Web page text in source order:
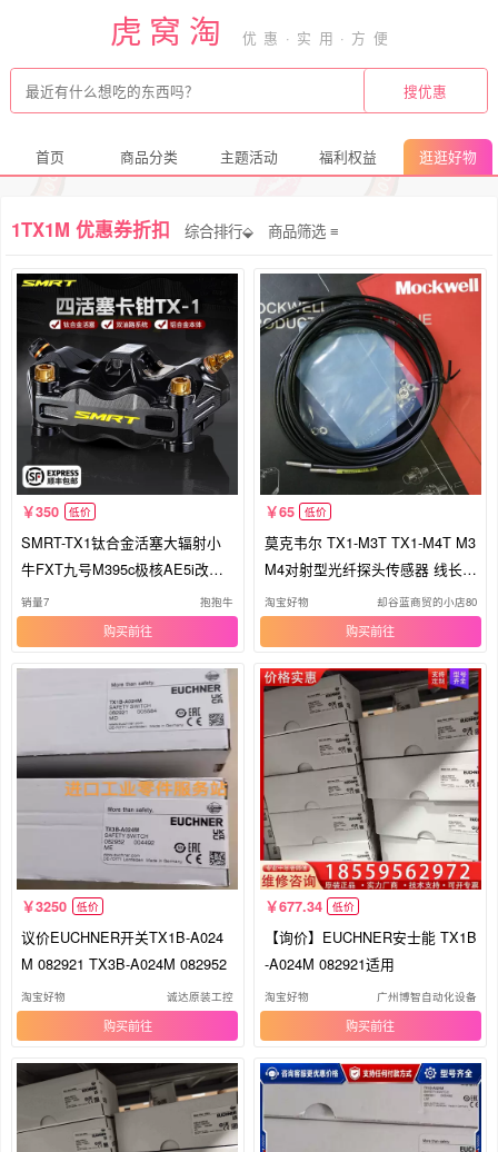
虎窝淘
首页 商品分类 主题活动 福利权益 逛逛好物
1TX1M 优惠券折扣 综合排行⬙ 商品筛选
350 低价
SMRT-TX1钛合金活塞大辐射小
牛FXT九号M395c极核AE5i改装
碟刹卡钳
销量7 抱抱牛
购买
65 低价
莫克韦尔 TX1-M3T TX1-M4T M3
M4对射型光纤探头传感器 线长1
m
淘宝好物 却谷蓝商贸的小店80
购买
3250 低价
议价EUCHNER开关TX1B-A024
M 082921 TX3B-A024M 082952
淘宝好物 诚达原装工控
购买
677.34 低价
【询价】EUCHNER安士能 TX1B
-A024M 082921适用
淘宝好物 广州博智自动化设备
购买